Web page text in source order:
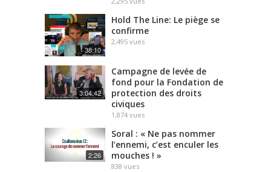
38:10
Hold The Line: Le piège se
confirme
2,495 vues
3:04:42
Campagne de levée de
fond pour la Fondation de
protection des droits
civiques
1,874 vues
2:26
Soral : « Ne pas nommer
l’ennemi, c’est enculer les
mouches ! »
838 vues